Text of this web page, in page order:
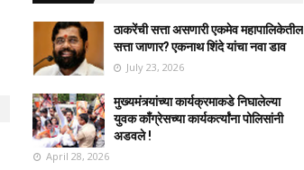
ठाकरेंची सत्ता असणारी एकमेव महापालिकेतील
सत्ता जाणार? एकनाथ शिंदे यांचा नवा डाव
July 23, 2026
मुख्यमंत्र्यांच्या कार्यक्रमाकडे निघालेल्या
युवक काँग्रेसच्या कार्यकर्त्यांना पोलिसांनी
अडवले !
April 28, 2026